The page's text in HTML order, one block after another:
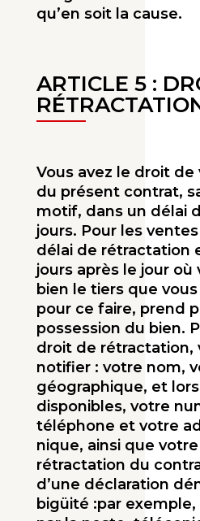
qu’en soit la cause.
ARTICLE 5 :
Vous avez le droit
du présent contrat,
motif, dans un délai
jours. Pour les
délai de rétractation
jours après le jour
bien le tiers que
pour ce faire, prend
possession du bien.
droit de rétractation,
notifier : votre nom,
géographique, et
disponibles, votre
téléphone et votre
nique, ainsi que
rétractation du
d’une déclaration
bigüité :par